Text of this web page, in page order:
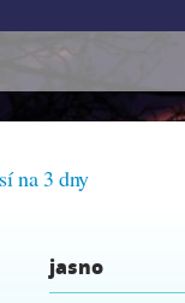
na 3 dny
jasno